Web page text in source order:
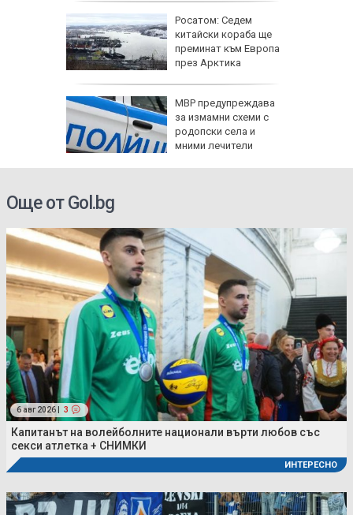
Росатом: Седем
китайски кораба ще
преминат към Европа
през Арктика
МВР предупреждава
за измамни схеми с
родопски села и
мними лечители
Още от Gol.bg
6 авг 2026 | 3
Капитанът на волейболните национали върти любов със
секси атлетка + СНИМКИ
ИНТЕРЕСНО